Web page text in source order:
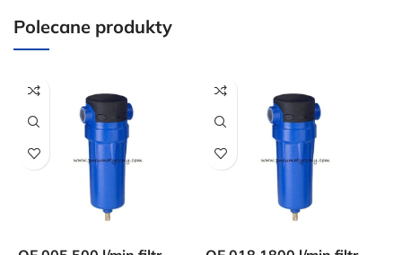
Polecane produkty